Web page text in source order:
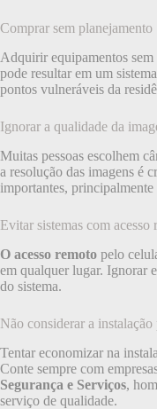
Comprar sem planejamento
Adquirir equipamentos sem
pode resultar em um
pontos vulneráveis da
Ignorar a qualidade da
Muitas pessoas escolhem
a resolução das imagens é
importantes, principalmente
Evitar sistemas com acesso
O acesso remoto pelo
em qualquer lugar. Ignorar
do sistema.
Não considerar a
Tentar economizar na
Conte sempre com
Segurança e Serviços,
serviço de qualidade.